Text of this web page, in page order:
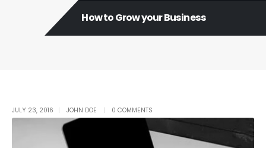
How to Grow your Business
Single Post
JULY 23, 2016 JOHN DOE 0 COMMENTS